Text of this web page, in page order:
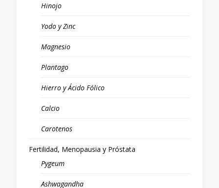
Hinojo
Yodo y Zinc
Magnesio
Plantago
Hierro y Ácido Fólico
Calcio
Carotenos
Fertilidad, Menopausia y Próstata
Pygeum
Ashwagandha